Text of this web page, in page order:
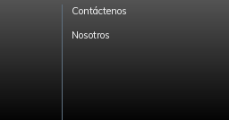
Contáctenos
Nosotros